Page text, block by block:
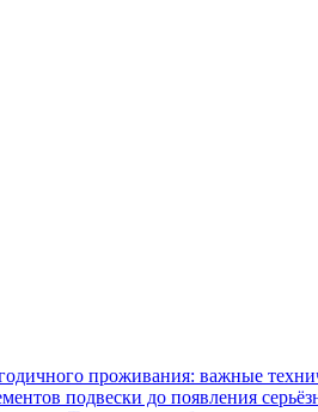
проживания: важные
подвески до появления